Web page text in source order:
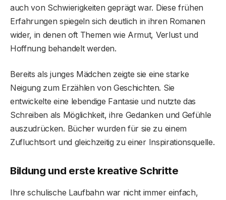
auch von Schwierigkeiten geprägt war. Diese frühen
Erfahrungen spiegeln sich deutlich in ihren Romanen
wider, in denen oft Themen wie Armut, Verlust und
Hoffnung behandelt werden.
Bereits als junges Mädchen zeigte sie eine starke
Neigung zum Erzählen von Geschichten. Sie
entwickelte eine lebendige Fantasie und nutzte das
Schreiben als Möglichkeit, ihre Gedanken und Gefühle
auszudrücken. Bücher wurden für sie zu einem
Zufluchtsort und gleichzeitig zu einer Inspirationsquelle.
Bildung und erste kreative Schritte
Ihre schulische Laufbahn war nicht immer einfach,